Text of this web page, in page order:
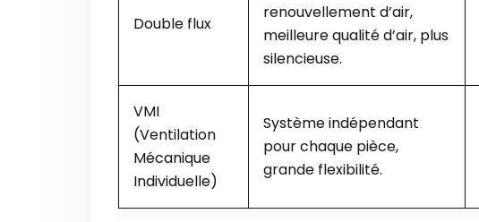
Double flux
renouvellement d’air,
meilleure qualité d’air, plus
silencieuse.
VMI
(Ventilation
Mécanique
Individuelle)
Système indépendant
pour chaque pièce,
grande flexibilité.